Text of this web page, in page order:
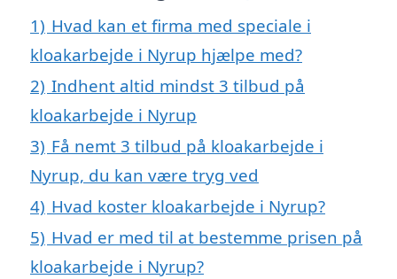
1) Hvad kan et firma med speciale i
kloakarbejde i Nyrup hjælpe med?
2) Indhent altid mindst 3 tilbud på
kloakarbejde i Nyrup
3) Få nemt 3 tilbud på kloakarbejde i
Nyrup, du kan være tryg ved
4) Hvad koster kloakarbejde i Nyrup?
5) Hvad er med til at bestemme prisen på
kloakarbejde i Nyrup?